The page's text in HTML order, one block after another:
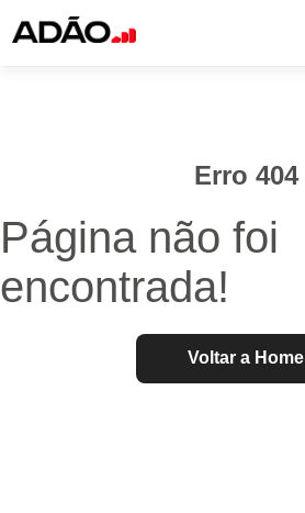
Erro 404
Página não foi
encontrada!
Voltar a Home